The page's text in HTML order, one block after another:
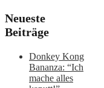
Neueste
Beiträge
Donkey Kong
Bananza: “Ich
mache alles